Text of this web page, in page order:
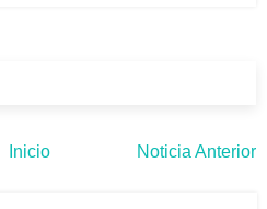
Inicio Noticia Anterior